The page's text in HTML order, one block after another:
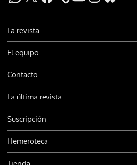
La revista
El equipo
Contacto
La última revista
Suscripción
Hemeroteca